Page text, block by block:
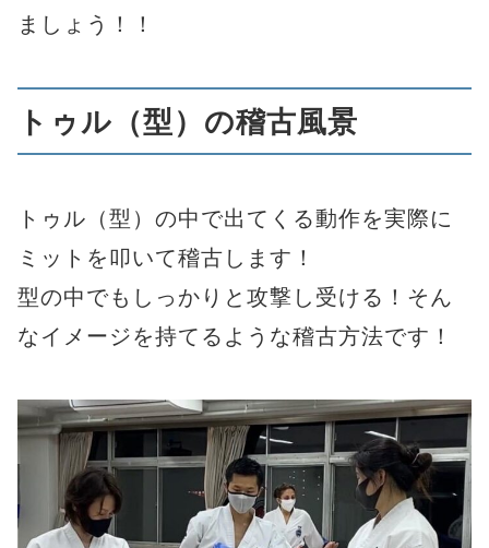
ましょう！！
トゥル（型）の稽古風景
トゥル（型）の中で出てくる動作を実際に
ミットを叩いて稽古します！
型の中でもしっかりと攻撃し受ける！そん
なイメージを持てるような稽古方法です！